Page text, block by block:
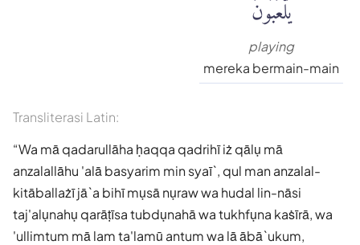
playing
mereka bermain-main
Transliterasi Latin:
Wa mā qadarullāha ḥaqqa qadrihī iż qālụ mā
anzalallāhu 'alā basyarim min syaī`, qul man anzalal-
kitāballażī jā`a bihī mụsā nụraw wa hudal lin-nāsi
taj'alụnahụ qarāṭīsa tubdụnahā wa tukhfụna kaṡīrā, wa
'ullimtum mā lam ta'lamū antum wa lā ābā`ukum,